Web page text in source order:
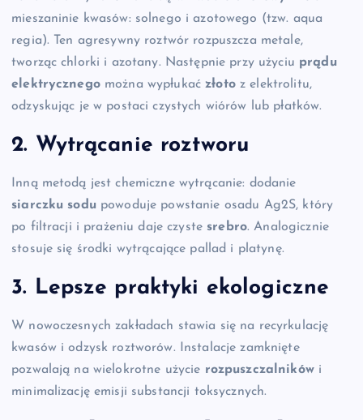
mieszaninie kwasów: solnego i azotowego (tzw. aqua
regia). Ten agresywny roztwór rozpuszcza metale,
tworząc chlorki i azotany. Następnie przy użyciu prądu
elektrycznegomożna wypłukaćzłotoz elektrolitu,
odzyskując je w postaci czystych wiórów lub płatków.
2. Wytrącanie roztworu
Inną metodą jest chemiczne wytrącanie: dodanie
siarczku sodupowoduje powstanie osadu Ag2S, który
po filtracji i prażeniu daje czyste srebro. Analogicznie
stosuje się środki wytrącające pallad i platynę.
3. Lepsze praktyki ekologiczne
W nowoczesnych zakładach stawia się na recyrkulację
kwasów i odzysk roztworów. Instalacje zamknięte
pozwalają na wielokrotne użycie rozpuszczalnikówi
minimalizację emisji substancji toksycznych.